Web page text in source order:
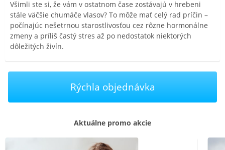
Všimli ste si, že vám v ostatnom čase zostávajú v hrebeni
stále väčšie chumáče vlasov? To môže mať celý rad príčin –
počínajúc nešetrnou starostlivosťou cez rôzne hormonálne
zmeny a príliš častý stres až po nedostatok niektorých
dôležitých živín.
Rýchla objednávka
Aktuálne promo akcie